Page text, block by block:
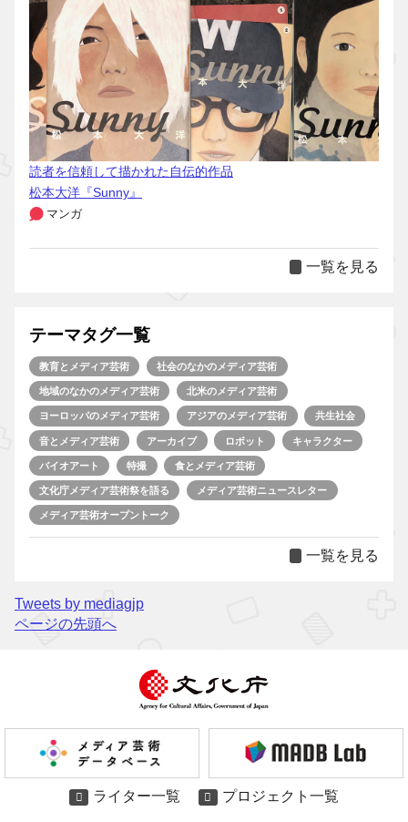
読者を信頼して描かれた自伝的作品
松本大洋『Sunny』
マンガ
一覧を見る
テーマタグ一覧
教育とメディア芸術 社会のなかのメディア芸術
地域のなかのメディア芸術 北米のメディア芸術
ヨーロッパのメディア芸術 アジアのメディア芸術 共生社会
音とメディア芸術 アーカイブ ロボット キャラクター
バイオアート 特撮 食とメディア芸術
文化庁メディア芸術祭を語る メディア芸術ニュースレター
メディア芸術オープントーク
一覧を見る
Tweets by mediagjp
ページの先頭へ
ライター一覧 プロジェクト一覧